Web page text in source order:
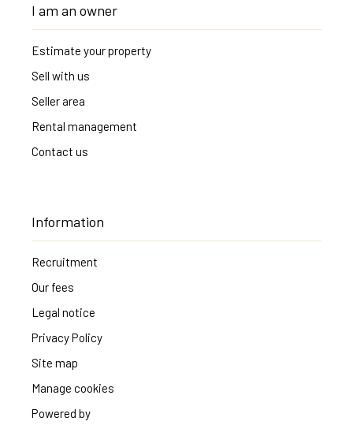
I am an owner
Estimate your property
Sell with us
Seller area
Rental management
Contact us
Information
Recruitment
Our fees
Legal notice
Privacy Policy
Site map
Manage cookies
Powered by